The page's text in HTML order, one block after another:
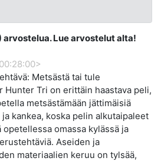
arvostelua. Lue arvostelut alta!
Metsästä tai tule
Hunter Tri on erittäin haastava peli,
metsästämään jättimäisiä
kankea, koska pelin alkutaipaleet
omassa kylässä ja
Aseiden ja
materiaalien keruu on tylsää,